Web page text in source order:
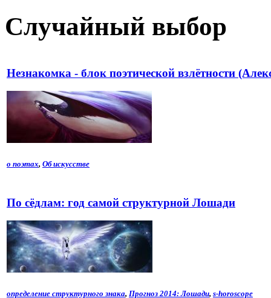
Случайный выбор
Незнакомка - блок поэтической взлётности
о поэтах, Об искусстве
По сёдлам: год самой структурной Лошади
определение структурного знака, Прогноз 2014: Лошади, s-horoscope